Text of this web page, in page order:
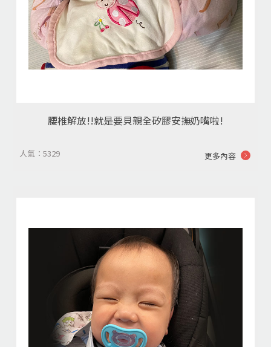
腰椎解放!!就是要貝親全矽膠安撫奶嘴啦!
人氣：5329 更多內容